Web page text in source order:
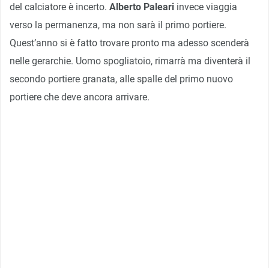
del calciatore è incerto. Alberto Paleari invece viaggia
verso la permanenza, ma non sarà il primo portiere.
Quest’anno si è fatto trovare pronto ma adesso scenderà
nelle gerarchie. Uomo spogliatoio, rimarrà ma diventerà il
secondo portiere granata, alle spalle del primo nuovo
portiere che deve ancora arrivare.